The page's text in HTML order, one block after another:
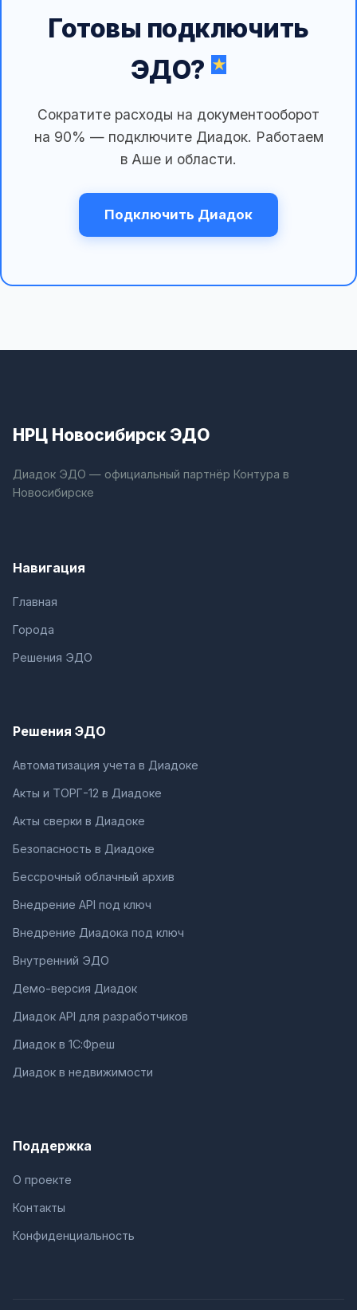
Готовы подключить
ЭДО?
Сократите расходы на документооборот
на 90% — подключите Диадок. Работаем
в Аше и области.
Подключить Диадок
НРЦ Новосибирск ЭДО
Диадок ЭДО — официальный партнёр Контура в
Новосибирске
Навигация
Главная
Города
Решения ЭДО
Решения ЭДО
Автоматизация учета в Диадоке
Акты и ТОРГ-12 в Диадоке
Акты сверки в Диадоке
Безопасность в Диадоке
Бессрочный облачный архив
Внедрение API под ключ
Внедрение Диадока под ключ
Внутренний ЭДО
Демо-версия Диадок
Диадок API для разработчиков
Диадок в 1С:Фреш
Диадок в недвижимости
Поддержка
О проекте
Контакты
Конфиденциальность